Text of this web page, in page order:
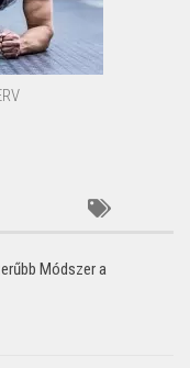
Módszer a